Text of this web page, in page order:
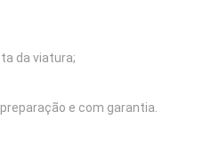
da viatura;
e com garantia.